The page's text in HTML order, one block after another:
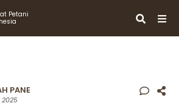
Petani
PANE
2025